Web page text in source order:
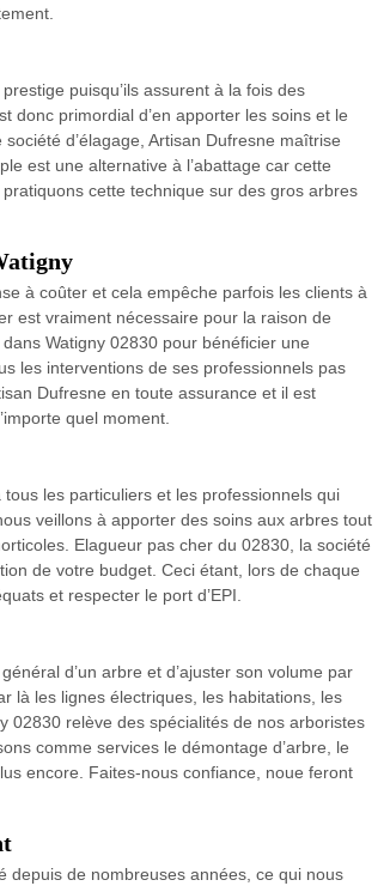
puisqu’ils assurent à la fois des
donc primordial d’en apporter les soins et le
d’élagage, Artisan Dufresne maîtrise
est une alternative à l’abattage car cette
cette technique sur des gros arbres
à coûter et cela empêche parfois les clients à
est vraiment nécessaire pour la raison de
Watigny 02830 pour bénéficier une
les interventions de ses professionnels pas
Dufresne en toute assurance et il est
quel moment.
les particuliers et les professionnels qui
veillons à apporter des soins aux arbres tout
Elagueur pas cher du 02830, la société
de votre budget. Ceci étant, lors de chaque
et respecter le port d’EPI.
d’un arbre et d’ajuster son volume par
là les lignes électriques, les habitations, les
02830 relève des spécialités de nos arboristes
comme services le démontage d’arbre, le
encore. Faites-nous confiance, noue feront
depuis de nombreuses années, ce qui nous